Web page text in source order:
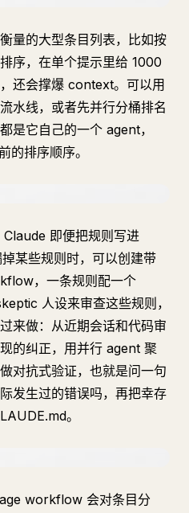
量的大型条目列表，比如按
序，在单个提示里给 1000
还会撑爆 context。可以用
水线，或者先并行分桶排名
是它自己的一个 agent，
的排序顺序。
Claude 即便把规则写进
某些规则时，可以创建带
，一条规则配一个
人设来审查这些规则，
来做：从近期会话和代码审
的纠正，用并行 agent 聚
对抗式验证，也就是问一句
发生过的错误吗，再把幸存
。
workflow 会对条目分